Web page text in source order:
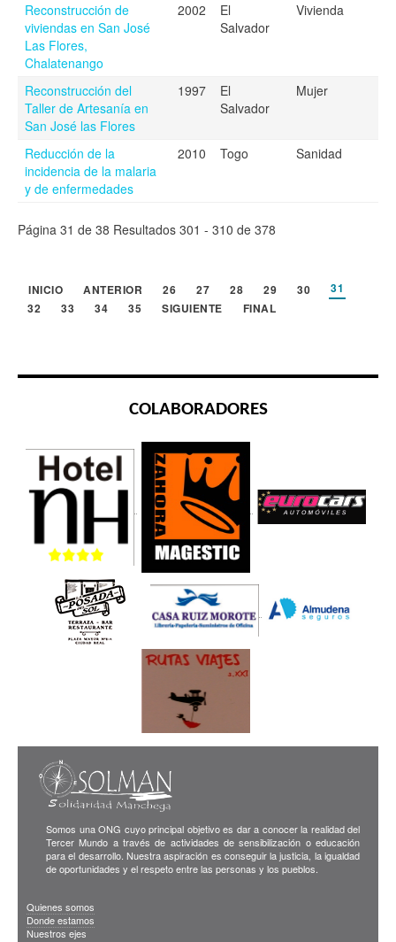
Reconstrucción de
viviendas en San José
Las Flores,
Chalatenango
2002
El
Salvador
Vivienda
Reconstrucción del
Taller de Artesanía en
San José las Flores
1997
El
Salvador
Mujer
Reducción de la
incidencia de la malaria
y de enfermedades
2010 Togo Sanidad
Página 31 de 38 Resultados 301 - 310 de 378
INICIO ANTERIOR 26 27 28 29 30
31
32
33 34 35 SIGUIENTE FINAL
COLABORADORES
Somos una ONG cuyo principal objetivo es dar a conocer la realidad del
Tercer Mundo a través de actividades de sensibilización o educación
para el desarrollo. Nuestra aspiración es conseguir la justicia, la igualdad
de oportunidades y el respeto entre las personas y los pueblos.
Quienes somos
Donde estamos
Nuestros ejes